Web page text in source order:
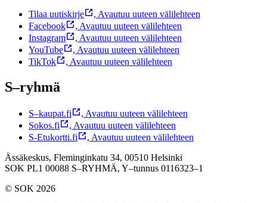
Tilaa uutiskirje , Avautuu uuteen välilehteen
Facebook
, Avautuu uuteen välilehteen
Instagram
, Avautuu uuteen välilehteen
YouTube
, Avautuu uuteen välilehteen
TikTok
, Avautuu uuteen välilehteen
S–ryhmä
S–kaupat.fi , Avautuu uuteen välilehteen
Sokos.fi
, Avautuu uuteen välilehteen
S-Etukortti.fi
, Avautuu uuteen välilehteen
Ässäkeskus, Fleminginkatu 34, 00510 Helsinki
SOK PL1 00088 S–RYHMÄ, Y–tunnus 0116323–1
© SOK 2026